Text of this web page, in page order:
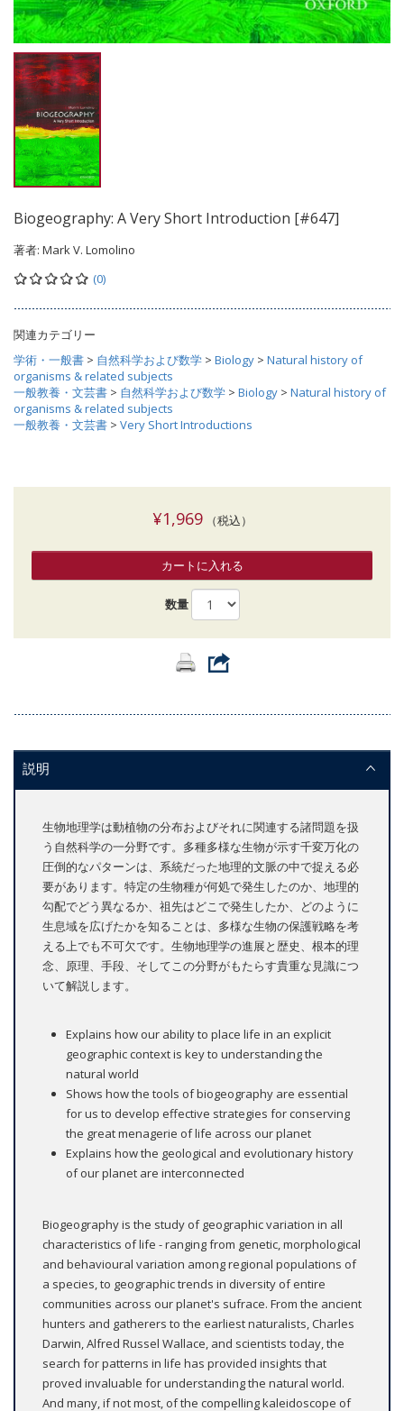
Biogeography: A Very Short Introduction [#647]
著者: Mark V. Lomolino
(0)
関連カテゴリー
学術・一般書 > 自然科学および数学 > Biology > Natural history of
organisms & related subjects
一般教養・文芸書 > 自然科学および数学 > Biology > Natural history of
organisms & related subjects
一般教養・文芸書 > Very Short Introductions
¥1,969（税込）
カートに入れる
数量
説明
生物地理学は動植物の分布およびそれに関連する諸問題を扱
う自然科学の一分野です。多種多様な生物が示す千変万化の
圧倒的なパターンは、系統だった地理的文脈の中で捉える必
要があります。特定の生物種が何処で発生したのか、地理的
勾配でどう異なるか、祖先はどこで発生したか、どのように
生息域を広げたかを知ることは、多様な生物の保護戦略を考
える上でも不可欠です。生物地理学の進展と歴史、根本的理
念、原理、手段、そしてこの分野がもたらす貴重な見識につ
いて解説します。
Explains how our ability to place life in an explicit
geographic context is key to understanding the
natural world
Shows how the tools of biogeography are essential
for us to develop effective strategies for conserving
the great menagerie of life across our planet
Explains how the geological and evolutionary history
of our planet are interconnected
Biogeography is the study of geographic variation in all
characteristics of life - ranging from genetic, morphological
and behavioural variation among regional populations of
a species, to geographic trends in diversity of entire
communities across our planet's sufrace. From the ancient
hunters and gatherers to the earliest naturalists, Charles
Darwin, Alfred Russel Wallace, and scientists today, the
search for patterns in life has provided insights that
proved invaluable for understanding the natural world.
And many, if not most, of the compelling kaleidoscope of